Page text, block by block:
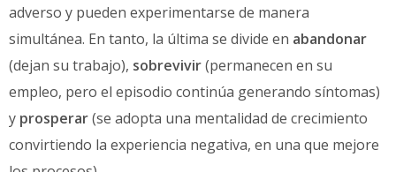
adverso y pueden experimentarse de manera
simultánea. En tanto, la última se divide en abandonar
(dejan su trabajo), sobrevivir(permanecen en su
empleo, pero el episodio continúa generando síntomas)
y prosperar(se adopta una mentalidad de crecimiento
convirtiendo la experiencia negativa, en una que mejore